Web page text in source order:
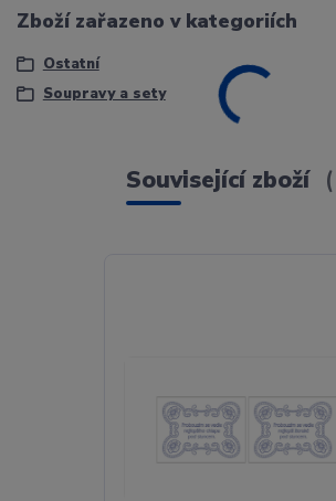
Zboží zařazeno v kategoriích
Ostatní
Soupravy a sety
Související zboží